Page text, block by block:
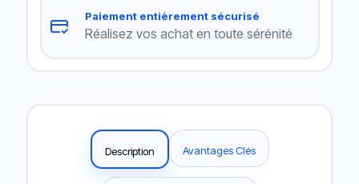
Paiement entièrement sécurisé
Réalisez vos achat en toute sérénité
Description Avantages Clés